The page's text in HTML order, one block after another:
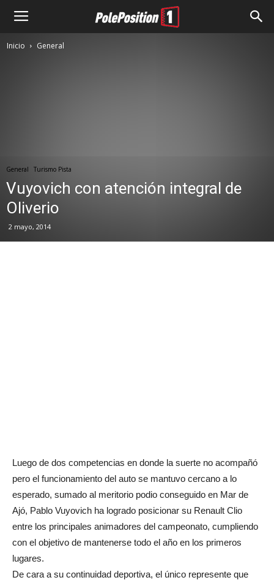
Inicio General
General Turismo Pista
Vuyovich con atención integral de
Oliverio
2 mayo, 2014
Luego de dos competencias en donde la suerte no acompañó
pero el funcionamiento del auto se mantuvo cercano a lo
esperado, sumado al meritorio podio conseguido en Mar de
Ajó, Pablo Vuyovich ha logrado posicionar su Renault Clio
entre los principales animadores del campeonato, cumpliendo
con el objetivo de mantenerse todo el año en los primeros
lugares.
De cara a su continuidad deportiva, el único represente que